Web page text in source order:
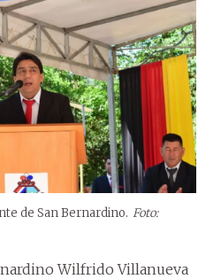
de San Bernardino. Foto:
Wilfrido Villanueva